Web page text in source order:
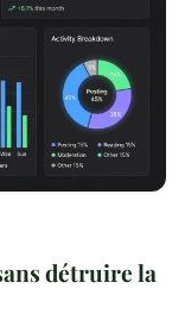
détruire la